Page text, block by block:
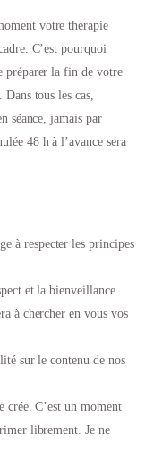
votre thérapie
C’est pourquoi
préparer la fin de votre
tous les cas,
séance, jamais par
48 h à l’avance sera
à respecter les principes
et la bienveillance
à chercher en vous vos
sur le contenu de nos
crée. C’est un moment
librement. Je ne